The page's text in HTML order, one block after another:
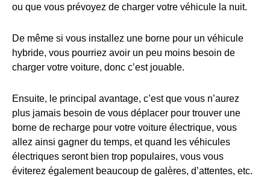
ou que vous prévoyez de charger votre véhicule la nuit.
De même si vous installez une borne pour un véhicule
hybride, vous pourriez avoir un peu moins besoin de
charger votre voiture, donc c’est jouable.
Ensuite, le principal avantage, c’est que vous n’aurez
plus jamais besoin de vous déplacer pour trouver une
borne de recharge pour votre voiture électrique, vous
allez ainsi gagner du temps, et quand les véhicules
électriques seront bien trop populaires, vous vous
éviterez également beaucoup de galères, d’attentes, etc.